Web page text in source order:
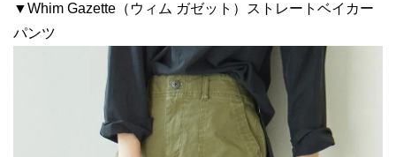
▼Whim Gazette（ウィム ガゼット）ストレートベイカー
パンツ